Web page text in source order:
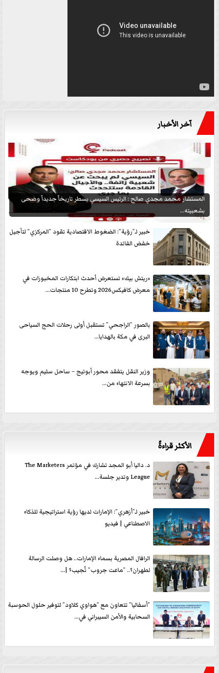
آخر الأخبار
المستشار محمد مجدي صالح : الرئيس السيسي يسطر تاريخاً جديداً وضحى
بشعبيته...
خبير لـ”رؤية”: الضغوط الاقتصادية تقود ”المركزي” لتأجيل
خفض الفائدة
«ريتش بيك» تستعرض أحدث ابتكارات المخبوزات في
معرض كافيكس2026 وتطرح 10 منتجات...
بالصور ”الراجحي” تستقبل أولى رحلات الحج السياحى
البرى في مكة بالهدايا...
وزير النقل يتفقد محور أبوتيج – ساحل سليم ويوجه
بسرعة الانتهاء من...
الأكثر قراءةً
د. داليا أبو المجد تشارك في مؤتمر The Marketers
League وتدير جلسة...
خبير لـ”أزهري”: الإمارات لديها رؤية استراتيجية للذكاء
الاصطناعي | فيديو
الرافال المصرية بسماء الإمارات.. هل وصلت الرسالة
لطهران؟.. ”ماعت جروب” تُجيب؟ |...
”أسفاليا” تتعاون مع ”هواوي كلاود” لتوفير حلول الحوسبة
السحابية والأمن السيبراني في...